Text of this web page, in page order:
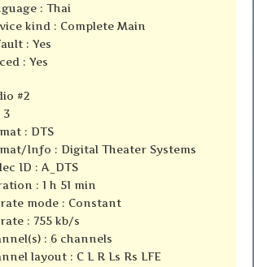
: Thai
kind : Complete Main
: Yes
: Yes
#2
3
: DTS
Info : Digital Theater Systems
ID : A_DTS
: 1 h 51 min
mode : Constant
: 755 kb/s
: 6 channels
layout : C L R Ls Rs LFE